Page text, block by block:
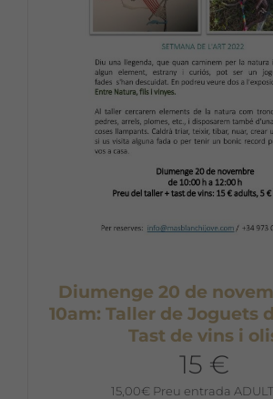
Diumenge 20 de
10am: Taller de Joguets
Tast de vins i
15 €
15,00€ Preu entrada